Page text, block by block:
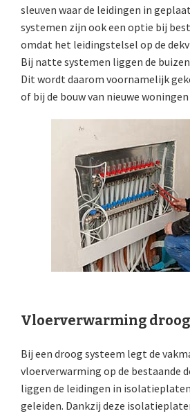
sleuven waar de leidingen in
systemen zijn ook een optie bij
omdat het leidingstelsel op de
Bij natte systemen liggen de
Dit wordt daarom voornamelijk
of bij de bouw van nieuwe
Vloerverwarming
Bij een droog systeem legt de
vloerverwarming op de bestaande
liggen de leidingen in
geleiden. Dankzij deze